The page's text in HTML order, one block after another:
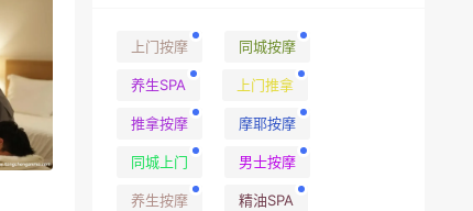
上门按摩 同城按摩
养生SPA 上门推拿
推拿按摩 摩耶按摩
同城上门 男士按摩
养生按摩 精油SPA